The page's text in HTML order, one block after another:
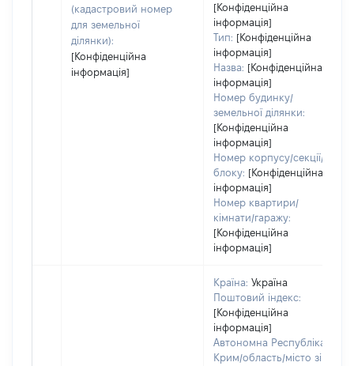
(кадастровий номер
для земельної
ділянки):
[Конфіденційна
інформація]
[Конфіденційна
інформація]
Тип: [Конфіденційна
інформація]
Назва: [Конфіденційна
інформація]
Номер будинку/
земельної ділянки:
[Конфіденційна
інформація]
Номер корпусу/секції/
блоку: [Конфіденційна
інформація]
Номер квартири/
кімнати/гаражу:
[Конфіденційна
інформація]
Країна: Україна
Поштовий індекс:
[Конфіденційна
інформація]
Автономна Республіка
Крим/область/місто зі